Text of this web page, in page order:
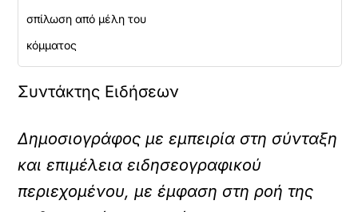
σπίλωση από μέλη του
κόμματος
Συντάκτης Ειδήσεων
Δημοσιογράφος με εμπειρία στη σύνταξη
και επιμέλεια ειδησεογραφικού
περιεχομένου, με έμφαση στη ροή της